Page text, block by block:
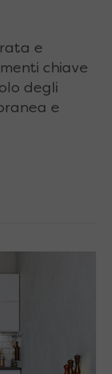
e
chiave
degli
e